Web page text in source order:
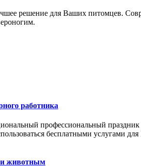
решение для Ваших питомцев.
работника
профессиональный праздник
бесплатными услугами
животным